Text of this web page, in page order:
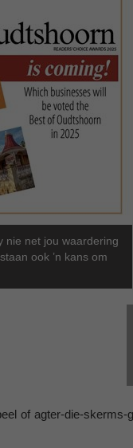
nie net jou waardering
ook ’n kans om
of agter-die-